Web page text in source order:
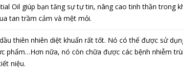
Oil giúp bạn tăng sự tự tin, nâng cao tinh thần trong
tan trầm cảm và mệt mỏi.
thiên nhiên diệt khuẩn rất tốt. Nó có thể được sử
phẩm…Hơn nữa, nó còn chữa được các bệnh nhiễm
niệu.